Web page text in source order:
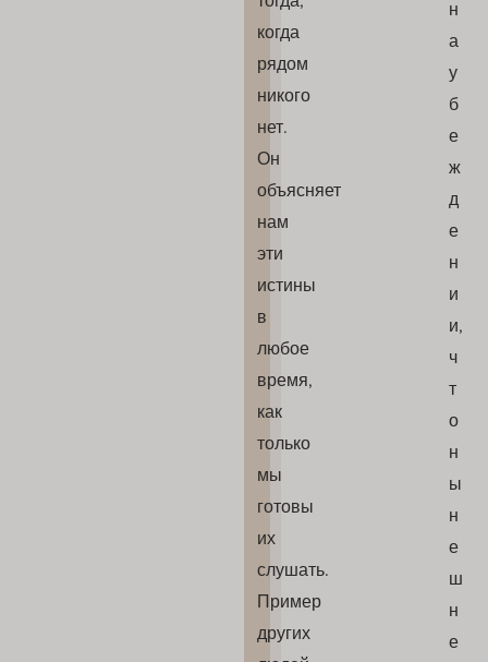
когда
рядом
никого
нет.
Он
объясняет
нам
эти
истины
в
любое
время,
как
только
мы
готовы
их
слушать.
Пример
других
н
а
у
б
е
ж
д
е
н
и
и,
ч
т
о
н
ы
н
е
ш
н
е